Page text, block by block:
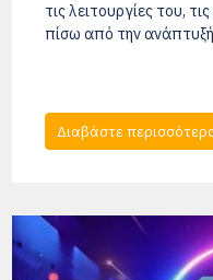
τις λειτουργίες του,
πίσω από την
Διαβάστε